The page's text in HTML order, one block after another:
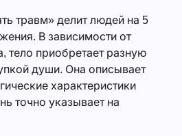
травм» делит людей на 5
В зависимости от
тело приобретает разную
души. Она описывает
характеристики
точно указывает на